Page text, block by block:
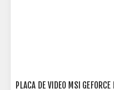
PLACA DE VIDEO MSI